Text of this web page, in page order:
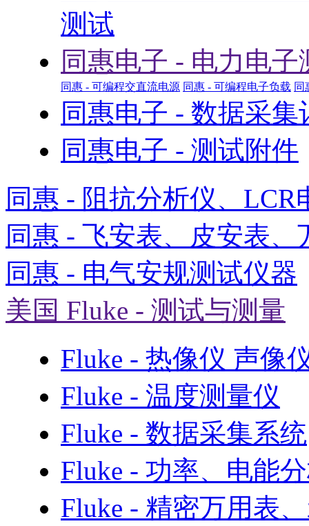
测试
同惠电子 - 电力电子
同惠 - 可编程交直流电源 同惠 - 可编程电子负载 同
同惠电子 - 数据采集
同惠电子 - 测试附件
同惠 - 阻抗分析仪、LCR
同惠 - 飞安表、皮安表、
同惠 - 电气安规测试仪器
美国 Fluke - 测试与测量
Fluke - 热像仪 声像
Fluke - 温度测量仪
Fluke - 数据采集系统
Fluke - 功率、电能
Fluke - 精密万用表